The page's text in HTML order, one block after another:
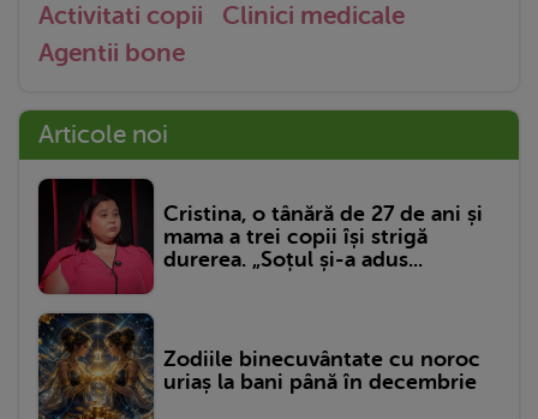
Activitati copii
Clinici medicale
Agentii bone
Articole noi
Cristina, o tânără de 27 de ani și
mama a trei copii își strigă
durerea. „Soțul și-a adus...
Zodiile binecuvântate cu noroc
uriaș la bani până în decembrie